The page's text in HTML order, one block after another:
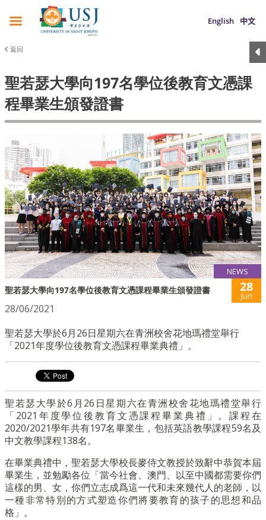
English 中文
返回
聖若瑟大學向197名學位後教育文憑課
程畢業生頒發證書
NEWS
聖若瑟大學向197名學位後教育文憑課程畢業生頒發證書 28
Jun
28/06/2021
聖若瑟大學於6月26日星期六在青洲校舍花地瑪禮堂舉行
「2021年度學位後教育文憑課程畢業典禮」。
聖若瑟大學於6月26日星期六在青洲校舍花地瑪禮堂舉行
「2021年度學位後教育文憑課程畢業典禮」。課程在
2020/2021學年共有197名畢業生，包括英語教學課程59名及
中文教學課程138名。
在畢業典禮中，聖若瑟大學校長麥侍文教授於致辭中恭賀本屆
畢業生，並勉勵各位「當今社會、澳門、以至中國都需要你們
這樣的男、女，你們立志成爲這一代和未來幾代人的老師，以
一種非常特別的方式塑造你們將要教育的孩子的思想和品
格」。